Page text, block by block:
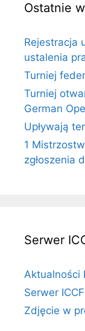
Ostatnie
Rejestracja
ustalenia
Turniej
Turniej
German
Upływają
1
zgłoszenia
Serwer
Aktualności
Serwer ICCF
Zdjęcie w